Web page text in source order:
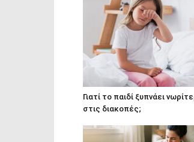
Γιατί το παιδί ξυπνάει
στις διακοπές;